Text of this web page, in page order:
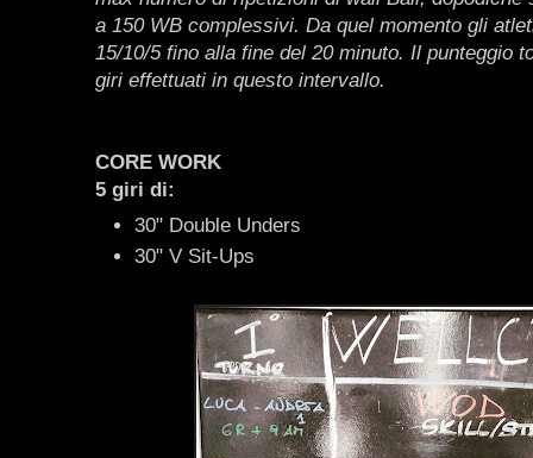
a 150 WB complessivi. Da quel momento gli
15/10/5 fino alla fine del 20 minuto. Il punteggio
giri effettuati in questo intervallo.
CORE WORK
5 giri di:
30" Double Unders
30" V Sit-Ups